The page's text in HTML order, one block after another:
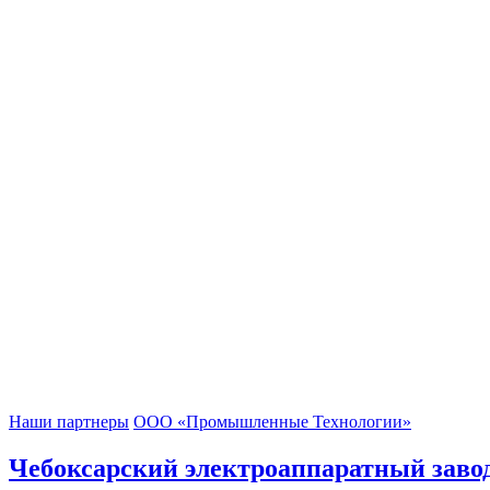
Наши партнеры ООО «Промышленные Технологии»
Чебоксарский электроаппаратный